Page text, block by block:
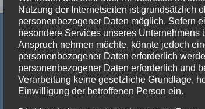
PRODUKTSUCHE
Nutzung der Internetseiten ist grundsätzlich
personenbezogener Daten möglich. Sofern
besondere Services unseres Unternehmens
Anspruch nehmen möchte, könnte jedoch
personenbezogener Daten erforderlich
personenbezogener Daten erforderlich und
Verarbeitung keine gesetzliche Grundlage,
Einwilligung der betroffenen Person ein.